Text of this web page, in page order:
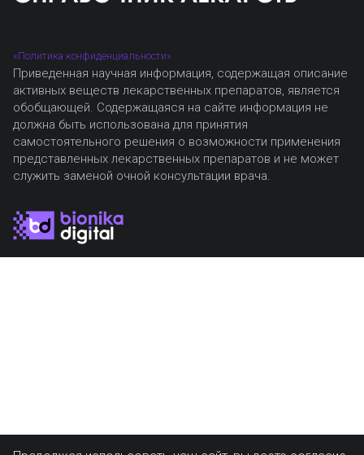
«Политика конфиденциальности»
Приведенная научная информация, содержащая описание
активных веществ лекарственных препаратов, является
обобщающей. Содержащаяся на сайте информация не
должна быть использована для принятия
самостоятельного решения о возможности применения
представленных лекарственных препаратов и не может
служить заменой очной консультации врача.